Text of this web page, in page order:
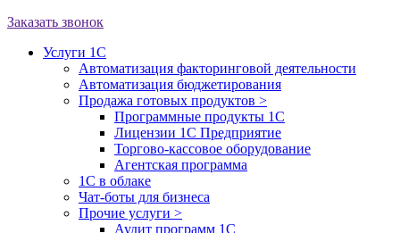
Заказать звонок
Услуги 1С
Автоматизация факторинговой деятельности
Автоматизация бюджетирования
Продажа готовых продуктов >
Программные продукты 1С
Лицензии 1С Предприятие
Торгово-кассовое оборудование
Агентская программа
1С в облаке
Чат-боты для бизнеса
Прочие услуги >
Аудит программ 1С